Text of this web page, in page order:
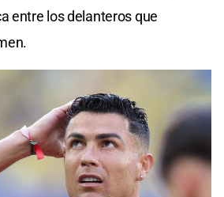
entre los delanteros que